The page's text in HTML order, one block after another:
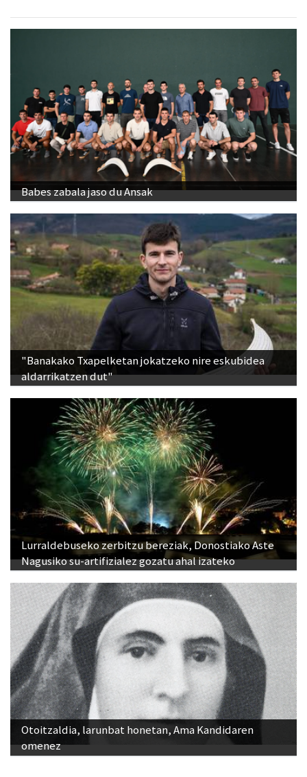
Babes zabala jaso du Ansak
"Banakako Txapelketan jokatzeko nire eskubidea
aldarrikatzen dut"
Lurraldebuseko zerbitzu bereziak, Donostiako Aste
Nagusiko su-artifizialez gozatu ahal izateko
Otoitzaldia, larunbat honetan, Ama Kandidaren
omenez